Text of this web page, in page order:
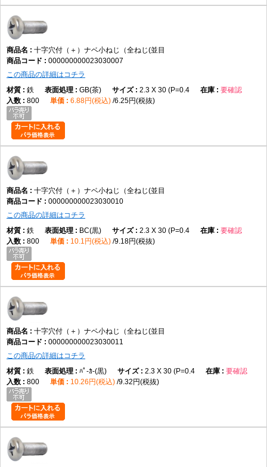
表面処理
使用環境に適した仕様を選ぶ
使用環境
締結相手や施工条件に合わせて選定する
向いている用途
機械装置の組立
電子機器
制御盤
各種設備
保守・交換作業
向かない用途
頭部を部材表面へ埋め込みたい用途
六角レンチによる締付が必要な用途
データに記載のない性能が必要な用途
規格について
小ねじにはJISやISOで規定されている形状がありますが、データには具体
ません。規格指定が必要な場合はメーカー仕様をご確認ください。
よくある質問（FAQ）
Q1. この商品は何ですか。
A1. 十字穴付きのなべ頭を採用した全ねじタイプの小ねじです。
十字穴付（＋）ナベ小ねじ（全ねじ(並目
000000000023030007
この商品の詳細はコチラ
鉄
GB(茶) 2.3 X 30 (P=0.4
要確認
800
6.88円(税込) 6.25円(税抜)
十字穴付（＋）ナベ小ねじ（全ねじ(並目
000000000023030010
この商品の詳細はコチラ
鉄
BC(黒) 2.3 X 30 (P=0.4
要確認
800
10.1円(税込) 9.18円(税抜)
十字穴付（＋）ナベ小ねじ（全ねじ(並目
000000000023030011
この商品の詳細はコチラ
鉄
ﾊﾟ-ｶ-(黒) 2.3 X 30 (P=0.4
要確認
800
10.26円(税込) 9.32円(税抜)